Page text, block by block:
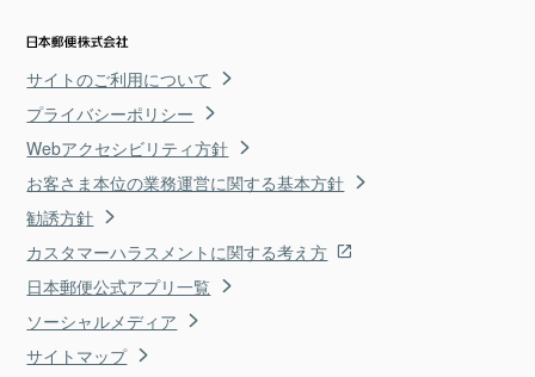
サイトのご利用について
プライバシーポリシー
Webアクセシビリティ方針
お客さま本位の業務運営に関する基本方針
勧誘方針
カスタマーハラスメントに関する考え方
日本郵便公式アプリ一覧
ソーシャルメディア
サイトマップ